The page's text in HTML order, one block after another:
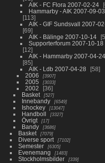
AIK - FC Flora 2007-02-24
Hammarby - AIK 2007-09-03
113
AIK - GIF Sundsvall 2007-
69
AIK - Bälinge 2007-10-14
Supporterforum 2007-10-18
12
AIK - Hammarby 2007-04-24
85
AIK - Ldb 2007-04-28
58
2006
3907
2005 3033
2002
36
Basket
527
Innebandy 6549
Ishockey 13047
Handboll 3327
Övrigt 17
Bandy 3686
Basket 7079
Diverse sport 7102
Semester 6305
Evenemang 1483
Stockholmsbilder 339